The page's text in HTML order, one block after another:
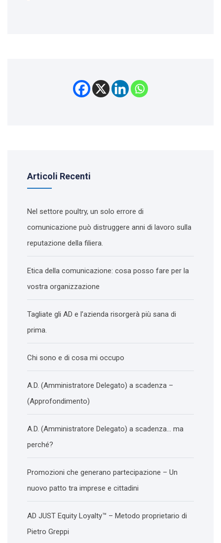
Articoli Recenti
Nel settore poultry, un solo errore di
comunicazione può distruggere anni di lavoro sulla
reputazione della filiera.
Etica della comunicazione: cosa posso fare per la
vostra organizzazione
Tagliate gli AD e l’azienda risorgerà più sana di
prima.
Chi sono e di cosa mi occupo
A.D. (Amministratore Delegato) a scadenza –
(Approfondimento)
A.D. (Amministratore Delegato) a scadenza… ma
perché?
Promozioni che generano partecipazione – Un
nuovo patto tra imprese e cittadini
AD JUST Equity Loyalty™ – Metodo proprietario di
Pietro Greppi